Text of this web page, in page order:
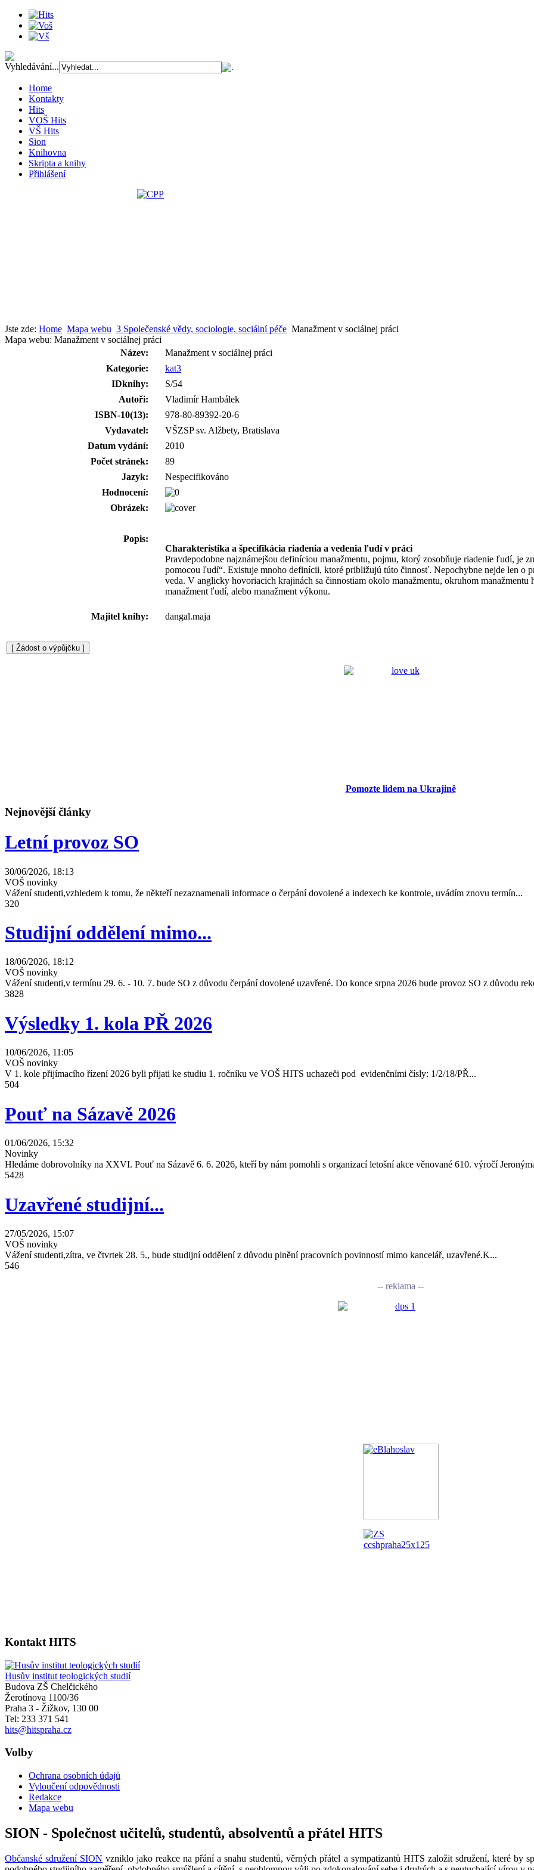
Vyhledávání...
Home
Kontakty
Hits
VOŠ Hits
VŠ Hits
Sion
Knihovna
Skripta a knihy
Přihlášení
Jste zde: Home Mapa webu 3 Společenské vědy, sociologie, sociální péče Manažment v sociálnej práci
Mapa webu: Manažment v sociálnej práci
Název:
Manažment v sociálnej práci
Kategorie:
kat3
IDknihy:
S/54
Autoři:
Vladimír Hambálek
ISBN-10(13):
978-80-89392-20-6
Vydavatel:
VŠZSP sv. Alžbety, Bratislava
Datum vydání:
2010
Počet stránek:
89
Jazyk:
Nespecifikováno
Hodnocení:
Obrázek:
Popis:
Charakteristika a špecifikácia riadenia a vedenia ľudí v práci
Pravdepodobne najznámejšou definíciou manažmentu, pojmu, ktorý zosobňuje riadenie ľudí, je
pomocou ľudí“. Existuje mnoho definícii, ktoré približujú túto činnosť. Nepochybne nejde len o
veda. V anglicky hovoriacich krajinách sa činnostiam okolo manažmentu, okruhom manažmentu
manažment ľudí, alebo manažment výkonu.
Majitel knihy: dangal.maja
Pomozte lidem na Ukrajině
Nejnovější články
Letní provoz SO
30/06/2026, 18:13
VOŠ novinky
Vážení studenti,vzhledem k tomu, že někteří nezaznamenali informace o čerpání dovolené a indexech ke kontrole, uvádím znovu termín...
320
Studijní oddělení mimo...
18/06/2026, 18:12
VOŠ novinky
Vážení studenti,v termínu 29. 6. - 10. 7. bude SO z důvodu čerpání dovolené uzavřené. Do konce srpna 2026 bude provoz SO z důvodu
3828
Výsledky 1. kola PŘ 2026
10/06/2026, 11:05
VOŠ novinky
V 1. kole přijímacího řízení 2026 byli přijati ke studiu 1. ročníku ve VOŠ HITS uchazeči pod evidenčními čísly: 1/2/18/PŘ...
504
Pouť na Sázavě 2026
01/06/2026, 15:32
Novinky
Hledáme dobrovolníky na XXVI. Pouť na Sázavě 6. 6. 2026, kteří by nám pomohli s organizací letošní akce věnované 610. výročí
5428
Uzavřené studijní...
27/05/2026, 15:07
VOŠ novinky
Vážení studenti,zítra, ve čtvrtek 28. 5., bude studijní oddělení z důvodu plnění pracovních povinností mimo kancelář, uzavřené.K...
546
-- reklama --
Kontakt HITS
Husův institut teologických studií
Budova ZŠ Chelčického
Žerotínova 1100/36
Praha 3 - Žižkov, 130 00
Tel: 233 371 541
hits@hitspraha.cz
Volby
Ochrana osobních údajů
Vyloučení odpovědnosti
Redakce
Mapa webu
SION - Společnost učitelů, studentů, absolventů a přátel HITS
Občanské sdružení SION vzniklo jako reakce na přání a snahu studentů, věrných přátel a sympatizantů HITS založit sdružení, které by